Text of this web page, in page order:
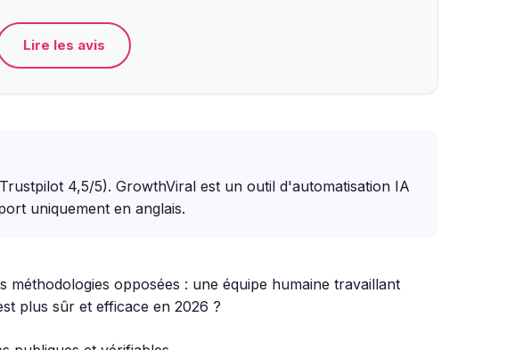
Lire les avis
4,5/5). GrowthViral est un outil d'automatisation IA
uniquement en anglais.
opposées : une équipe humaine travaillant
plus sûr et efficace en 2026 ?